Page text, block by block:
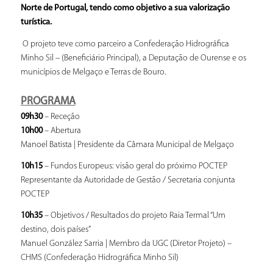
Norte de Portugal, tendo como objetivo a sua valorização
turística.
O projeto teve como parceiro a Confederação Hidrográfica
Minho Sil – (Beneficiário Principal), a Deputação de Ourense e os
municípios de Melgaço e Terras de Bouro.
PROGRAMA
09h30– Receção
10h00– Abertura
Manoel Batista | Presidente da Câmara Municipal de Melgaço
10h15– Fundos Europeus: visão geral do próximo POCTEP
Representante da Autoridade de Gestão / Secretaria conjunta
POCTEP
10h35– Objetivos / Resultados do projeto Raia Termal “Um
destino, dois países”
Manuel González Sarria | Membro da UGC (Diretor Projeto) –
CHMS (Confederação Hidrográfica Minho Sil)